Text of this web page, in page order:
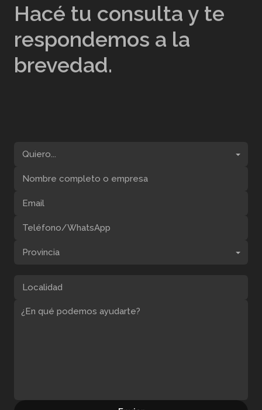
Hacé tu consulta y te
respondemos a la
brevedad.
Quiero...
Provincia